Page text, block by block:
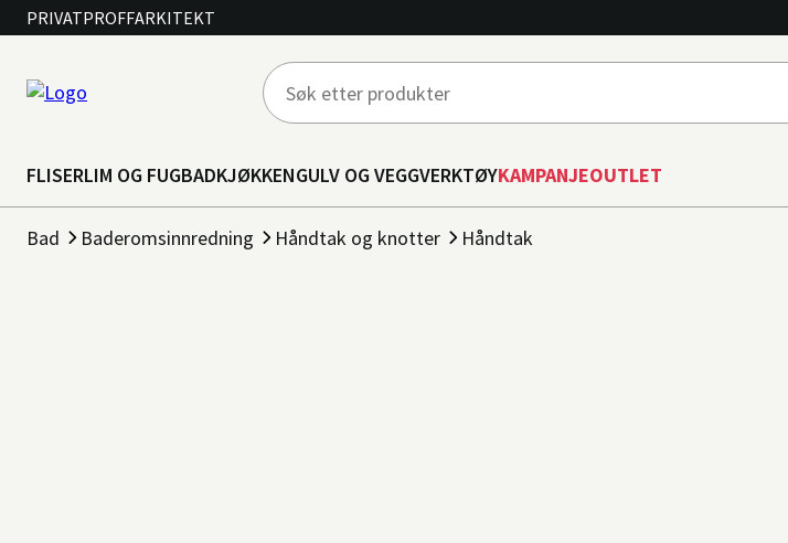
PRIVATPROFFARKITEKT
FLISERLIM OG FUGBADKJØKKENGULV OG VEGGVERKTØYKAMPANJEOUTLET
Bad Baderomsinnredning Håndtak og knotter Håndtak